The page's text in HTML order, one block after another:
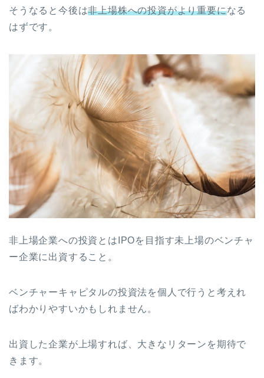
そうなると今後は非上場株への投資がより重要になる
はずです。
非上場企業への投資とはIPOを目指す未上場のベンチャ
ー企業に出資すること。
ベンチャーキャピタルの投資法を個人で行うと考えれ
ばわかりやすいかもしれません。
出資した企業が上場すれば、大きなリターンを期待で
きます。